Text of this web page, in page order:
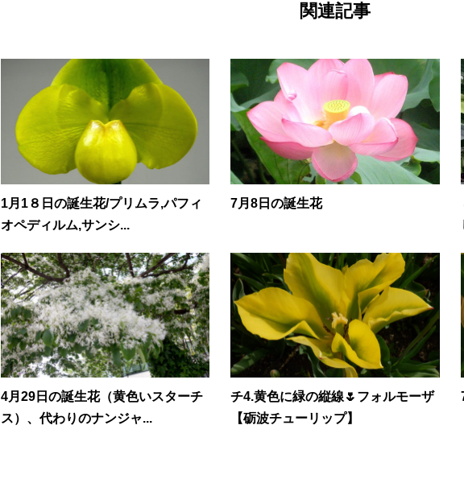
関連記事
1月1８日の誕生花/プリムラ,パフィ
オペディルム,サンシ...
7月8日の誕生花
4月29日の誕生花（黄色いスターチ
ス）、代わりのナンジャ...
チ4.黄色に緑の縦線🌷フォルモーザ
【砺波チューリップ】